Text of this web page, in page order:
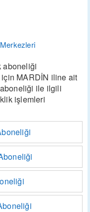
aboneliği
MARDİN iline ait
ile ilgili
işlemleri